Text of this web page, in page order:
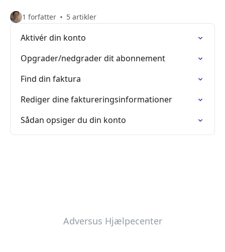
1 forfatter 5 artikler
Aktivér din konto
Opgrader/nedgrader dit abonnement
Find din faktura
Rediger dine faktureringsinformationer
Sådan opsiger du din konto
Adversus Hjælpecenter